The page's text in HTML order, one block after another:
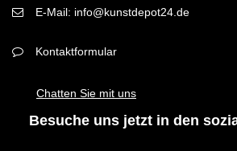
E-Mail: info@kunstdepot24.de
Kontaktformular
Chatten Sie mit uns
Besuche uns jetzt in den